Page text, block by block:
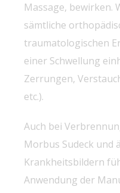
Massage, bewirken.
sämtliche
traumatologischen
einer Schwellung
Zerrungen,
etc.).
Auch bei
Morbus Sudeck und
Krankheitsbildern
Anwendung der